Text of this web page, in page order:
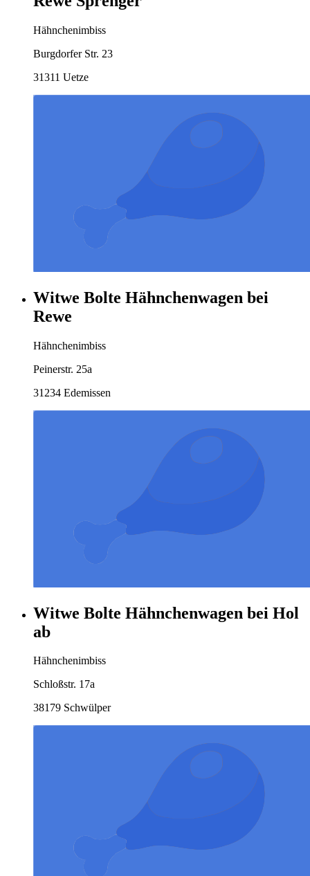
Hähnchenimbiss
Burgdorfer Str. 23
31311 Uetze
Witwe Bolte Hähnchenwagen bei
Rewe
Hähnchenimbiss
Peinerstr. 25a
31234 Edemissen
Witwe Bolte Hähnchenwagen bei Hol
ab
Hähnchenimbiss
Schloßstr. 17a
38179 Schwülper